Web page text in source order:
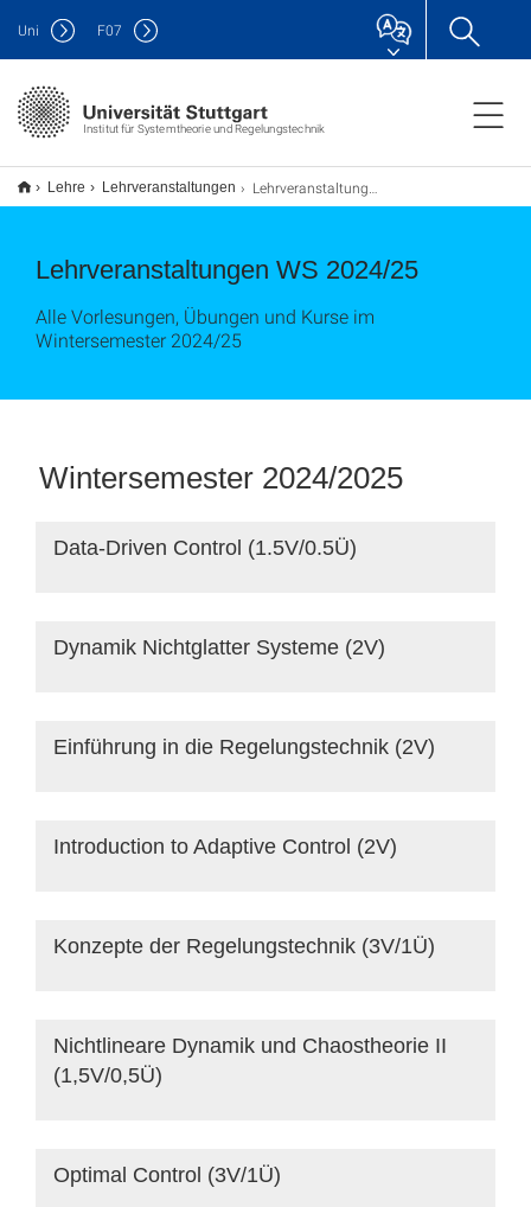
Institut für Systemtheorie und Regelungstechnik
Uni F07
Lehre Lehrveranstaltungen Lehrveranstaltungen WS 2024/25
Lehrveranstaltungen WS 2024/25
Alle Vorlesungen, Übungen und Kurse im
Wintersemester 2024/25
Wintersemester 2024/2025
Data-Driven Control (1.5V/0.5Ü)
Dynamik Nichtglatter Systeme (2V)
Einführung in die Regelungstechnik (2V)
Introduction to Adaptive Control (2V)
Konzepte der Regelungstechnik (3V/1Ü)
Nichtlineare Dynamik und Chaostheorie II
(1,5V/0,5Ü)
Optimal Control (3V/1Ü)